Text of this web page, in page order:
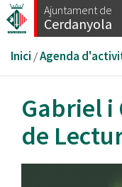
Vés
al
Ajuntament de
Cerdanyola
Esteu
aquí
Inici /Agenda
Gabriel i
de